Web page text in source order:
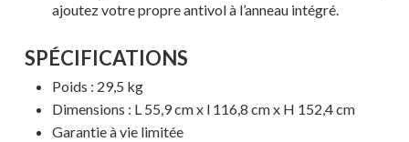
ajoutez votre propre antivol à l’anneau intégré.
SPÉCIFICATIONS
Poids : 29,5 kg
Dimensions : L 55,9 cm x l 116,8 cm x H 152,4 cm
Garantie à vie limitée